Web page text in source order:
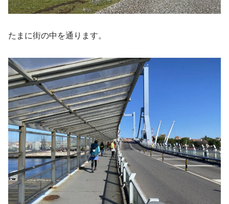
たまに街の中を通ります。